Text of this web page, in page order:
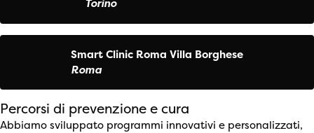
Torino
Smart Clinic Roma Villa Borghese
Roma
Percorsi di prevenzione e cura
Abbiamo sviluppato programmi innovativi e personalizzati,